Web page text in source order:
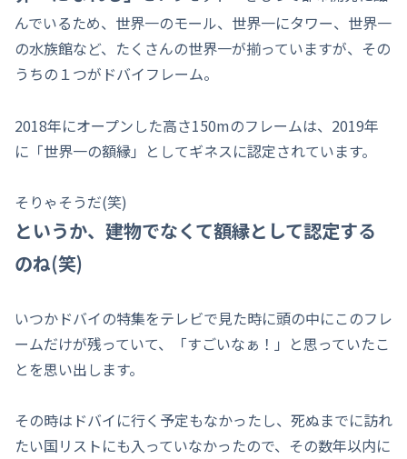
んでいるため、世界一のモール、世界一にタワー、世界一
の水族館など、たくさんの世界一が揃っていますが、その
うちの１つがドバイフレーム。
2018年にオープンした高さ150mのフレームは、2019年
に「世界一の額縁」としてギネスに認定されています。
そりゃそうだ(笑)
というか、建物でなくて額縁として認定する
のね(笑)
いつかドバイの特集をテレビで見た時に頭の中にこのフレ
ームだけが残っていて、「すごいなぁ！」と思っていたこ
とを思い出します。
その時はドバイに行く予定もなかったし、死ぬまでに訪れ
たい国リストにも入っていなかったので、その数年以内に